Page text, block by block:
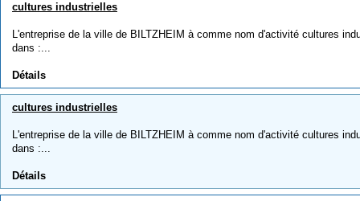
cultures industrielles
L'entreprise de la ville de BILTZHEIM à comme nom d'activité cultures
dans :...
Détails
cultures industrielles
L'entreprise de la ville de BILTZHEIM à comme nom d'activité cultures
dans :...
Détails